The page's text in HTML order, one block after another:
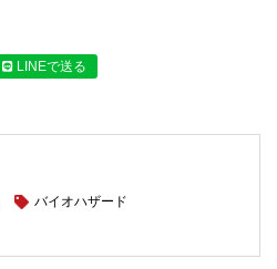
LINEで送る
バイオハザード